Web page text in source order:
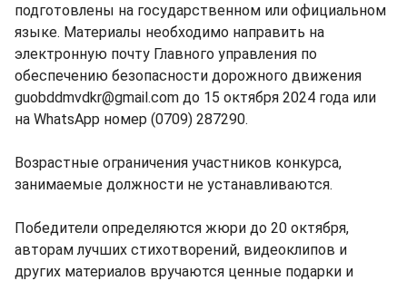
подготовлены на государственном или официальном
языке. Материалы необходимо направить на
электронную почту Главного управления по
обеспечению безопасности дорожного движения
guobddmvdkr@gmail.com до 15 октября 2024 года или
на WhatsApp номер (0709) 287290.
Возрастные ограничения участников конкурса,
занимаемые должности не устанавливаются.
Победители определяются жюри до 20 октября,
авторам лучших стихотворений, видеоклипов и
других материалов вручаются ценные подарки и